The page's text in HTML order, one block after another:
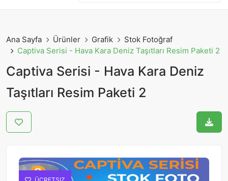
Ana Sayfa Ürünler Grafik
Stok Fotoğraf
Captiva Serisi - Hava Kara Deniz Taşıtları Resim Paketi 2
Captiva Serisi - Hava Kara Deniz
Taşıtları Resim Paketi 2